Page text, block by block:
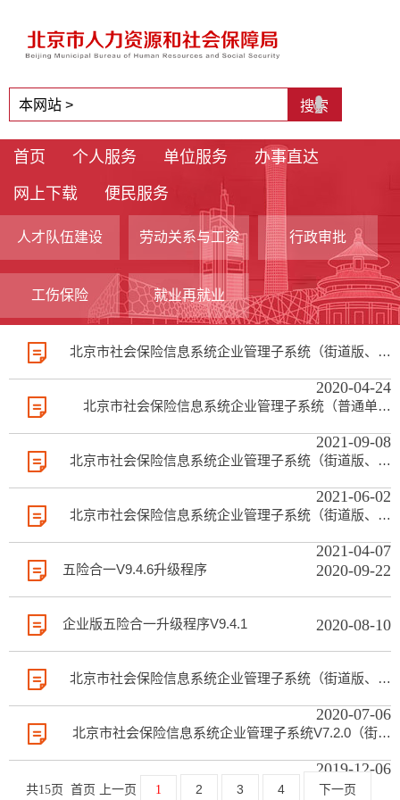
首页 个人服务 单位服务 办事直达
网上下载 便民服务
人才队伍建设 劳动关系与工资 行政审批
工伤保险 就业再就业
北京市社会保险信息系统企业管理子系统（街道版、普
通单位版、职介人才版）安装程序
2020-04-24
北京市社会保险信息系统企业管理子系统（普通单位
版）2021年度缴费参数更新包
2021-09-08
北京市社会保险信息系统企业管理子系统（街道版、普
通单位版、职介人才版）9.7.1升...
2021-06-02
北京市社会保险信息系统企业管理子系统（街道版、普
通单位版、职介人才版）9.7.0升...
2021-04-07
五险合一V9.4.6升级程序 2020-09-22
企业版五险合一升级程序V9.4.1 2020-08-10
北京市社会保险信息系统企业管理子系统（街道版、普
通单位版、职介人才版）V9.3.0​
2020-07-06
北京市社会保险信息系统企业管理子系统V7.2.0（街道
版、普通单位版）
2019-12-06
共15页 首页 上一页 1 2 3 4 下一页